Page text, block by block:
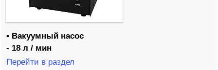
• Вакуумный насос
- 18 л / мин
Перейти в раздел